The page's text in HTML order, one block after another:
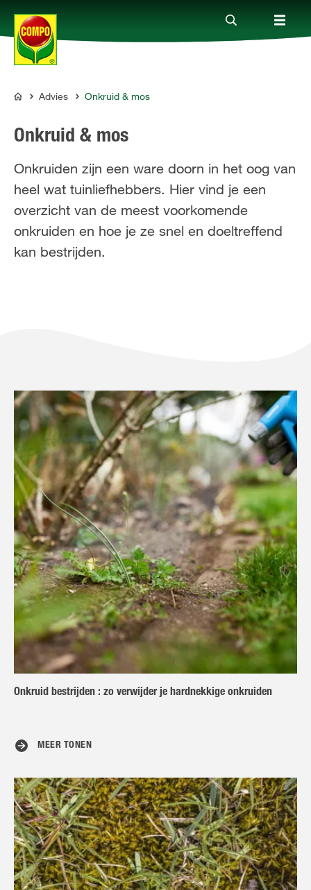
Producten
Advies
Thema's
Tot je dienst
COMPO
Advies Onkruid & mos
Onkruid & mos
Onkruiden zijn een ware doorn in het oog van
heel wat tuinliefhebbers. Hier vind je een
overzicht van de meest voorkomende
onkruiden en hoe je ze snel en doeltreffend
kan bestrijden.
Onkruid bestrijden : zo verwijder je hardnekkige onkruiden
MEER TONEN